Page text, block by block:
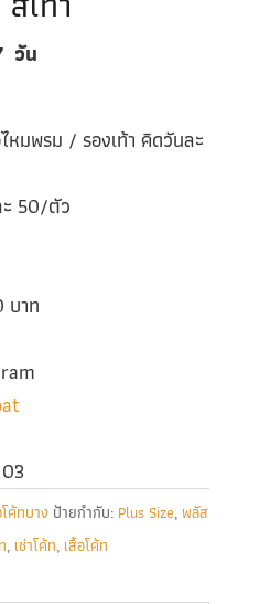
วัน
หมพรม / รองเท้า คิดวันละ
50/ตัว
บาท
โค้ทบาง ป้ายกำกับ: Plus Size, พลัส
, เช่าโค้ท, เสื้อโค้ท